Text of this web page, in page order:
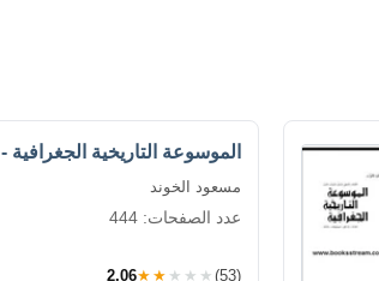
الموسوعة التاريخية الجغرافية -
مسعود الخوند
عدد الصفحات: 444
2.06★★★★★ (53)